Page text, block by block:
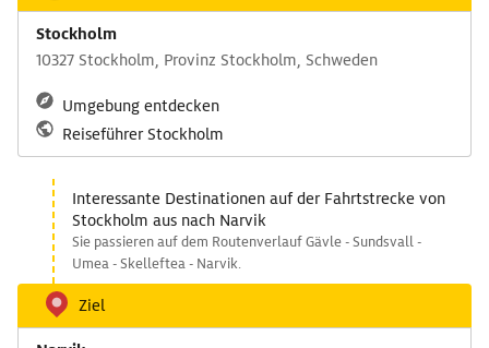
Stockholm
10327 Stockholm, Provinz Stockholm, Schweden
Umgebung entdecken
Reiseführer Stockholm
Interessante Destinationen auf der Fahrtstrecke von
Stockholm aus nach Narvik
Sie passieren auf dem Routenverlauf Gävle - Sundsvall -
Umea - Skelleftea - Narvik.
Ziel